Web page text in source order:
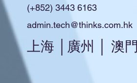
(+852) 3443 6163
admin.tech@thinks.com.hk
上海 │廣州 │ 澳門